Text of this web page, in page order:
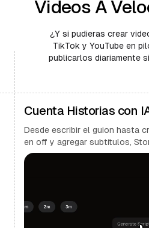
Videos A
¿Y si pudieras crear
TikTok y YouTube en
publicarlos diariamente
Cuenta Historias con
Desde escribir el guion hasta
en off y agregar subtítulos,